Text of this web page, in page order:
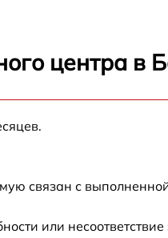
центра в
связан с
или